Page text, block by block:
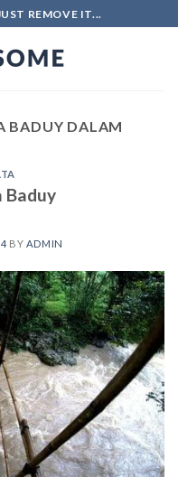
REMOVE IT...
BADUY DALAM
Baduy
BY ADMIN